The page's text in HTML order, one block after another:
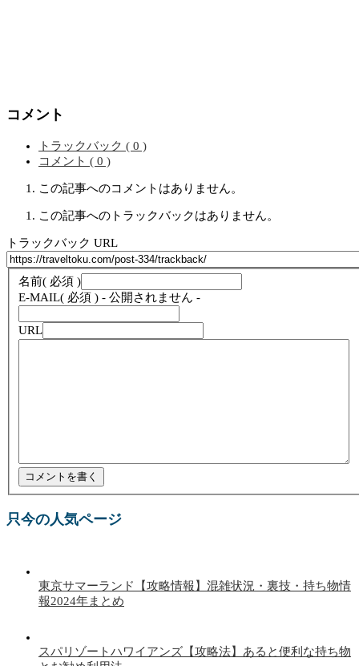
コメント
トラックバック ( 0 )
コメント ( 0 )
この記事へのコメントはありません。
この記事へのトラックバックはありません。
トラックバック URL
名前( 必須 )
E-MAIL( 必須 ) - 公開されません -
URL
只今の人気ページ
東京サマーランド【攻略情報】混雑状況・裏技・持ち物情
報2024年まとめ
スパリゾートハワイアンズ【攻略法】あると便利な持ち物